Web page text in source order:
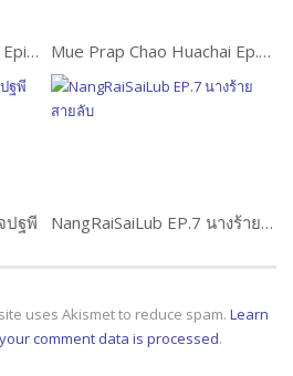
No Ra Ep.18 โนห์รา Final Episode Mue Prap Chao Huachai Ep.6 Part 1 มือปราบเจ้าหัวใจ
ปฐพี NangRaiSaiLub EP.7 นางร้ายสายลับ
uses Akismet to reduce spam. Learn
comment data is processed.